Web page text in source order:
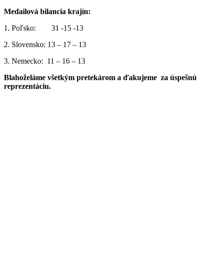
Medailová bilancia krajín:
1. Poľsko: 31 -15 -13
2. Slovensko: 13 – 17 – 13
3. Nemecko: 11 – 16 – 13
Blahoželáme všetkým pretekárom a ďakujeme za úspešnú
reprezentáciu.